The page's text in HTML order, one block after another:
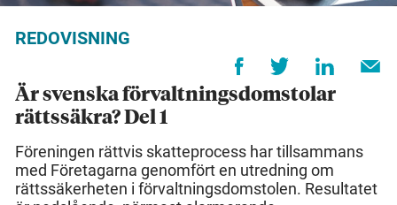
REDOVISNING
Är svenska förvaltningsdomstolar
rättssäkra? Del 1
Föreningen rättvis skatteprocess har tillsammans
med Företagarna genomfört en utredning om
rättssäkerheten i förvaltningsdomstolen. Resultatet